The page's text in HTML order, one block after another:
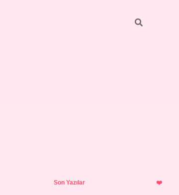
SidebarSon Yazılar